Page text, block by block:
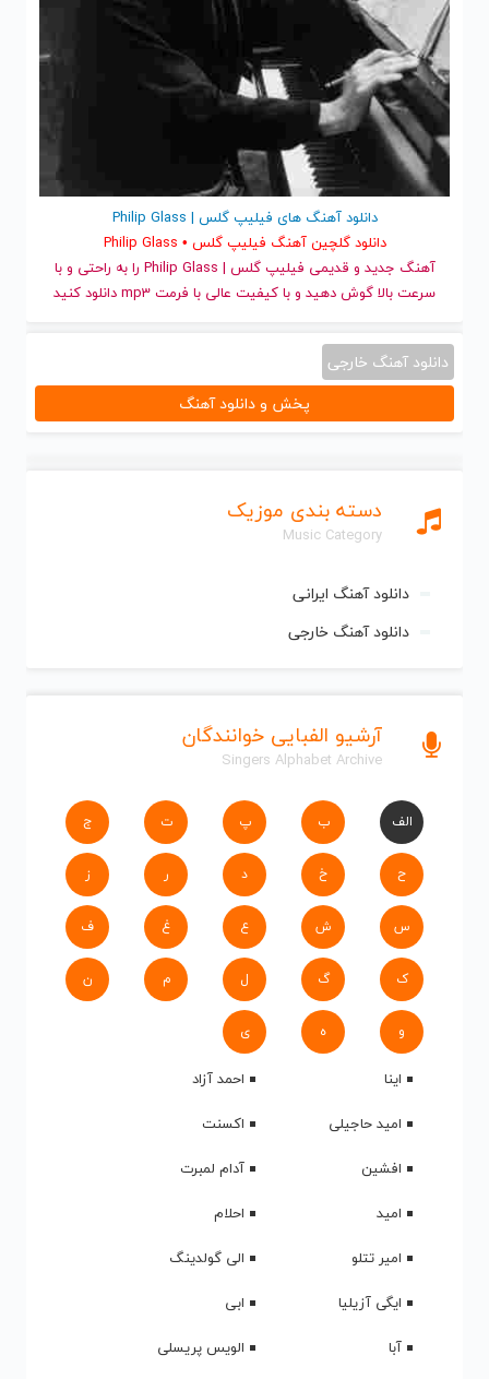
دسته بندی موزیک
Music Category
دانلود آهنگ ایرانی
دانلود آهنگ خارجی
آرشیو الفبایی خوانندگان
Singers Alphabet Archive
الف ب پ ت ج
ح خ د ر ز
س ش ع غ ف
ک گ ل م ن
و ه ی
اینا
احمد آزاد
امید حاجیلی
اکسنت
افشین
آدام لمبرت
امید
احلام
امیر تتلو
الی گولدینگ
ایگی آزیلیا
ابی
آبا
الویس پریسلی
دانلود آهنگ های فیلیپ گلس | Philip Glass
دانلود گلچین آهنگ فیلیپ گلس • Philip Glass
آهنگ جدید
و قدیمی فیلیپ گلس | Philip Glass را به راحتی و با
سرعت بالا گوش دهید و با کیفیت عالی با فرمت mp3 دانلود کنید
دانلود آهنگ خارجی
پخش و دانلود آهنگ